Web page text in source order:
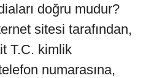
doğru mudur?
sitesi tarafından,
T.C. kimlik
numarasına,